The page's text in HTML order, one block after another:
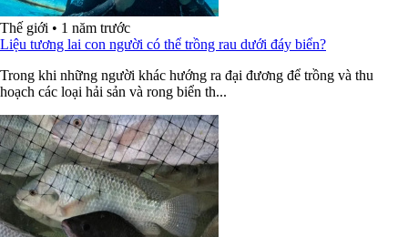
Thế giới • 1 năm trước
Liệu tương lai con người có thể trồng rau dưới đáy biển?
Trong khi những người khác hướng ra đại đương để trồng và thu
hoạch các loại hải sản và rong biển th...